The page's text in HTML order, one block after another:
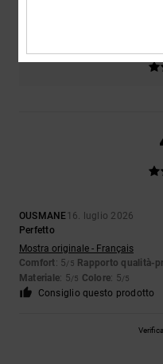
OUSMANE16. luglio 2026
Perfetto
Mostra originale - Français
Comfort: 5/5 Rapporto qualità-
Materiale: 5/5 Colore: 5/5
Consiglio questo prodotto